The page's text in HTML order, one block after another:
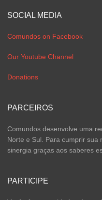
SOCIAL MEDIA
Comundos on Facebook
Our Youtube Channel
Donations
PARCEIROS
Comundos desenvolve uma
Norte e Sul. Para cumprir sua
sinergia graças aos saberes
PARTICIPE